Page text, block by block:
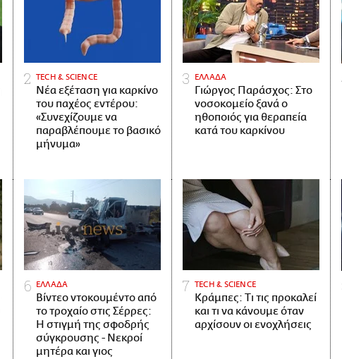
ΤECH & SCIENCE
Νέα εξέταση για καρκίνο
του παχέος εντέρου:
«Συνεχίζουμε να
παραβλέπουμε το βασικό
μήνυμα»
ΕΛΛΑΔΑ
Γιώργος Παράσχος: Στο
νοσοκομείο ξανά ο
ηθοποιός για θεραπεία
κατά του καρκίνου
ΕΛΛΑΔΑ
Βίντεο ντοκουμέντο από
το τροχαίο στις Σέρρες:
Η στιγμή της σφοδρής
σύγκρουσης - Νεκροί
μητέρα και γιος
ΤECH & SCIENCE
Κράμπες: Τι τις προκαλεί
και τι να κάνουμε όταν
αρχίσουν οι ενοχλήσεις